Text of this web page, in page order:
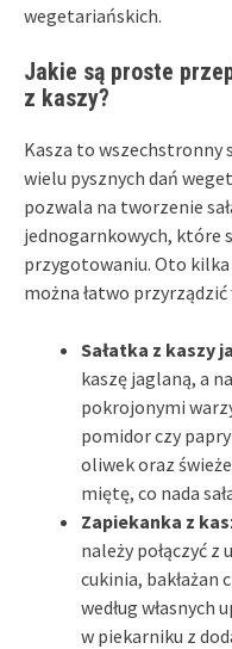
wegetariańskich.
Jakie są proste
z kaszy?
Kasza to wszechstronny
wielu pysznych dań
pozwala na tworzenie
jednogarnkowych, które
przygotowaniu. Oto kilka
można łatwo przyrządzić
Sałatka z kaszy
kaszę jaglaną, a
pokrojonymi
pomidor czy
oliwek oraz
miętę, co nada
Zapiekanka z
należy połączyć
cukinia, bakłażan
według własnych
w piekarniku z